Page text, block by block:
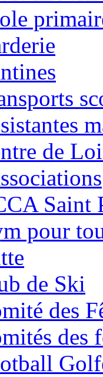
de
Saint
pour
de Ski
des
des